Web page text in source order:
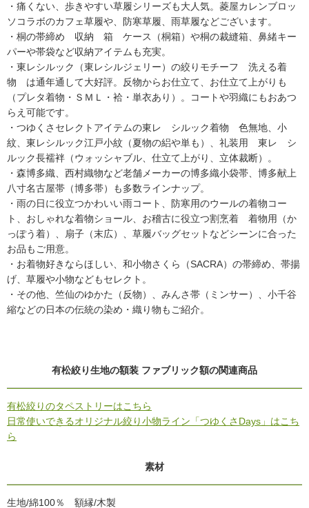
・痛くない、歩きやすい草履シリーズも大人気。菱屋カレンブロッ
ソコラボのカフェ草履や、防寒草履、雨草履などございます。
・桐の帯締め 収納 箱 ケース（桐箱）や桐の裁縫箱、鼻緒キー
パーや帯袋など収納アイテムも充実。
・東レシルック（東レシルジェリー）の絞りモチーフ 洗える着
物 は通年通して大好評。反物からお仕立て、お仕立て上がりも
（プレタ着物・ＳＭＬ・袷・単衣あり）。コートや羽織にもおあつ
らえ可能です。
・つゆくさセレクトアイテムの東レ シルック着物 色無地、小
紋、東レシルック江戸小紋（夏物の絽や単も）、礼装用 東レ シ
ルック長襦袢（ウォッシャブル、仕立て上がり、立体裁断）。
・森博多織、西村織物など老舗メーカーの博多織小袋帯、博多献上
八寸名古屋帯（博多帯）も多数ラインナップ。
・雨の日に役立つかわいい雨コート、防寒用のウールの着物コー
ト、おしゃれな着物ショール、お稽古に役立つ割烹着 着物用（か
っぽう着）、扇子（末広）、草履バッグセットなどシーンに合った
お品もご用意。
・お着物好きならほしい、和小物さくら（SACRA）の帯締め、帯揚
げ、草履や小物などもセレクト。
・その他、竺仙のゆかた（反物）、みんさ帯（ミンサー）、小千谷
縮などの日本の伝統の染め・織り物もご紹介。
有松絞り生地の額装 ファブリック額の関連商品
有松絞りのタペストリーはこちら
日常使いできるオリジナル絞り小物ライン「つゆくさDays」はこち
ら
素材
生地/綿100％ 額縁/木製